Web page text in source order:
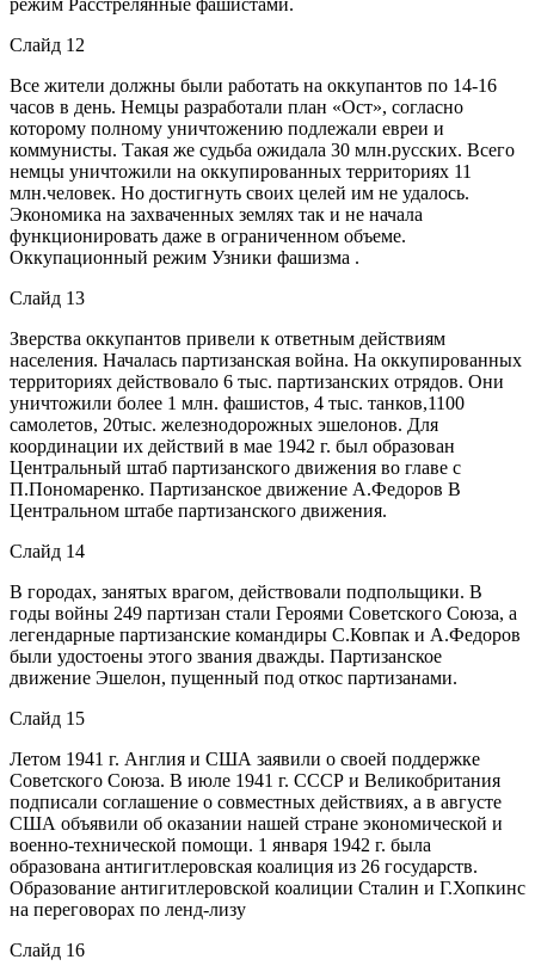
Слайд 12
Все жители должны были работать на оккупантов по 14-16
часов в день. Немцы разработали план «Ост», согласно
которому полному уничтожению подлежали евреи и
коммунисты. Такая же судьба ожидала 30 млн.русских. Всего
немцы уничтожили на оккупированных территориях 11
млн.человек. Но достигнуть своих целей им не удалось.
Экономика на захваченных землях так и не начала
функционировать даже в ограниченном объеме.
Оккупационный режим Узники фашизма .
Слайд 13
Зверства оккупантов привели к ответным действиям
населения. Началась партизанская война. На оккупированных
территориях действовало 6 тыс. партизанских отрядов. Они
уничтожили более 1 млн. фашистов, 4 тыс. танков,1100
самолетов, 20тыс. железнодорожных эшелонов. Для
координации их действий в мае 1942 г. был образован
Центральный штаб партизанского движения во главе с
П.Пономаренко. Партизанское движение А.Федоров В
Центральном штабе партизанского движения.
Слайд 14
В городах, занятых врагом, действовали подпольщики. В
годы войны 249 партизан стали Героями Советского Союза, а
легендарные партизанские командиры С.Ковпак и А.Федоров
были удостоены этого звания дважды. Партизанское
движение Эшелон, пущенный под откос партизанами.
Слайд 15
Летом 1941 г. Англия и США заявили о своей поддержке
Советского Союза. В июле 1941 г. СССР и Великобритания
подписали соглашение о совместных действиях, а в августе
США объявили об оказании нашей стране экономической и
военно-технической помощи. 1 января 1942 г. была
образована антигитлеровская коалиция из 26 государств.
Образование антигитлеровской коалиции Сталин и Г.Хопкинс
на переговорах по ленд-лизу
Слайд 16